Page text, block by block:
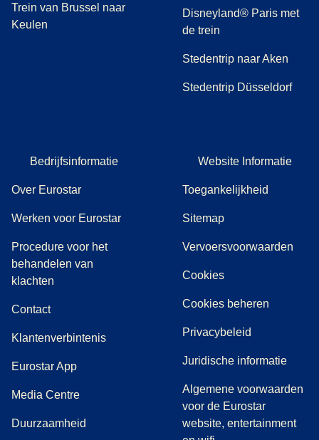
Trein van Brussel naar
Keulen
Disneyland® Paris met
de trein
Stedentrip naar Aken
Stedentrip Düsseldorf
Bedrijfsinformatie
Over Eurostar
Werken voor Eurostar
Procedure voor het
behandelen van
klachten
Contact
Klantenverbintenis
Eurostar App
Media Centre( opent in een nieuwe tab)
Duurzaamheid
Website Informatie
Toegankelijkheid
Sitemap
Vervoersvoorwaarden
Cookies
Cookies beheren
Privacybeleid
Juridische informatie
Algemene voorwaarden
voor de Eurostar
website, entertainment